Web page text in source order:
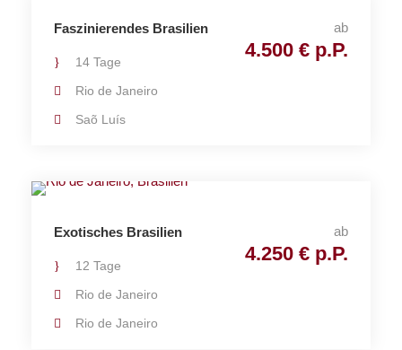
Faszinierendes Brasilien ab
4.500 € p.P.
14 Tage
Rio de Janeiro
Saõ Luís
Exotisches Brasilien ab
4.250 € p.P.
12 Tage
Rio de Janeiro
Rio de Janeiro